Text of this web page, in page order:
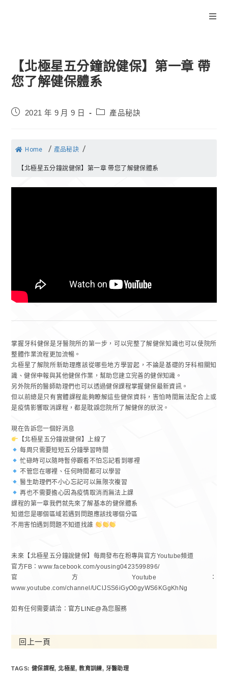
【北極星五分鐘說健保】第一章 帶
您了解健保體系
2021 年 9 月 9 日 產品秘訣
Home / 產品秘訣 /
【北極星五分鐘說健保】第一章 帶您了解健保體系
掌握牙科健保是牙醫院所的第一步，可以完整了解健保知識也可以使院所
整體作業流程更加流暢。
北極星了解院所新助理應該從哪些地方學習起，不論是基礎的牙科相關知
識、健保申報與其他健保作業，幫助您建立完善的健保知識。
另外院所的醫師助理們也可以透過健保課程掌握健保最新資訊。
但以前總是只有實體課程能夠瞭解這些健保資料，害怕時間無法配合上或
是疫情影響取消課程，都是耽誤您院所了解健保的狀況。
現在告訴您一個好消息
【北極星五分鐘說健保】上線了
每周只需要短短五分鐘學習時間
忙碌時可以隨時暫停觀看不怕忘記看到哪裡
不管您在哪裡、任何時間都可以學習
醫生助理們不小心忘記可以無限次複習
再也不需要擔心因為疫情取消而無法上課
課程的第一章我們就先來了解基本的健保體系
知道您是哪個區域若遇到問題應該找哪個分區
不用害怕遇到問題不知道找誰
未來【北極星五分鐘說健保】每周發布在粉專與官方Youtube頻道
官方FB：www.facebook.com/yousing0423599896/
官方Youtube：
www.youtube.com/channel/UClJSS6iGyO0gyWS6KGgKhNg
如有任何需要請洽： 官方LINE@為您服務
回上一頁
TAGS: 健保課程, 北極星, 教育訓練, 牙醫助理